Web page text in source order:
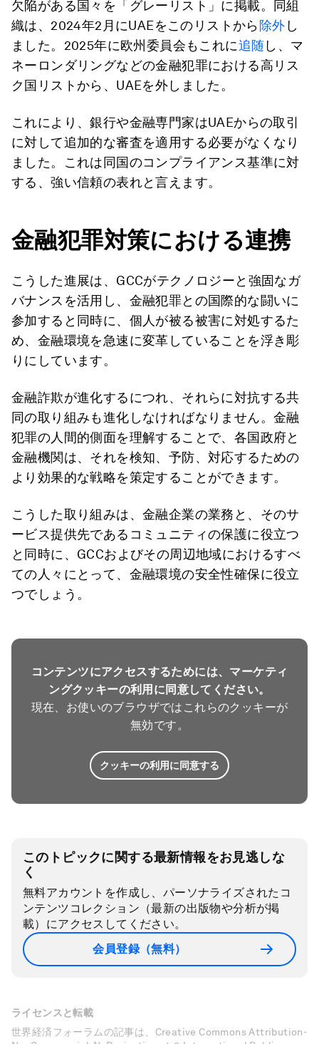
欠陥がある国々を「グレーリスト」に掲載。同組
織は、2024年2月にUAEをこのリストから除外 し
ました。2025年に欧州委員会もこれに追随し、マ
ネーロンダリングなどの金融犯罪における高リス
ク国リストから、UAEを外しました。
これにより、銀行や金融専門家はUAEからの取引
に対して追加的な審査を適用する必要がなくなり
ました。これは同国のコンプライアンス基準に対
する、強い信頼の表れと言えます。
金融犯罪対策における連携
こうした進展は、GCCがテクノロジーと強固なガ
バナンスを活用し、金融犯罪との国際的な闘いに
参加すると同時に、個人が被る被害に対処するた
め、金融環境を急速に変革していることを浮き彫
りにしています。
金融詐欺が進化するにつれ、それらに対抗する共
同の取り組みも進化しなければなりません。金融
犯罪の人間的側面を理解することで、各国政府と
金融機関は、それを検知、予防、対応するための
より効果的な戦略を策定することができます。
こうした取り組みは、金融企業の業務と、そのサ
ービス提供先であるコミュニティの保護に役立つ
と同時に、GCCおよびその周辺地域におけるすべ
ての人々にとって、金融環境の安全性確保に役立
つでしょう。
コンテンツにアクセスするためには、マーケティ
ングクッキーの利用に同意してください。
現在、お使いのブラウザではこれらのクッキーが
無効です。
クッキーの利用に同意する
このトピックに関する最新情報をお見逃しな
く
無料アカウントを作成し、パーソナライズされたコ
ンテンツコレクション（最新の出版物や分析が掲
載）にアクセスしてください。
会員登録（無料）
ライセンスと転載
世界経済フォーラムの記事は、Creative Commons Attribution-